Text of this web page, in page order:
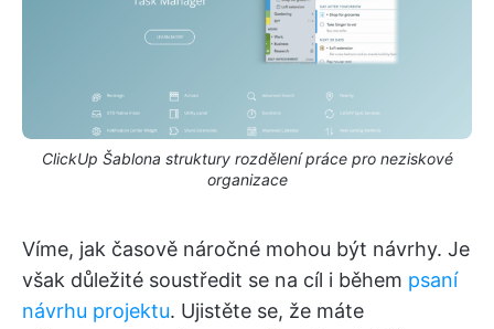
ClickUp Šablona struktury rozdělení práce pro neziskové
organizace
Víme, jak časově náročné mohou být návrhy. Je
však důležité soustředit se na cíl i během psaní
návrhu projektu. Ujistěte se, že máte